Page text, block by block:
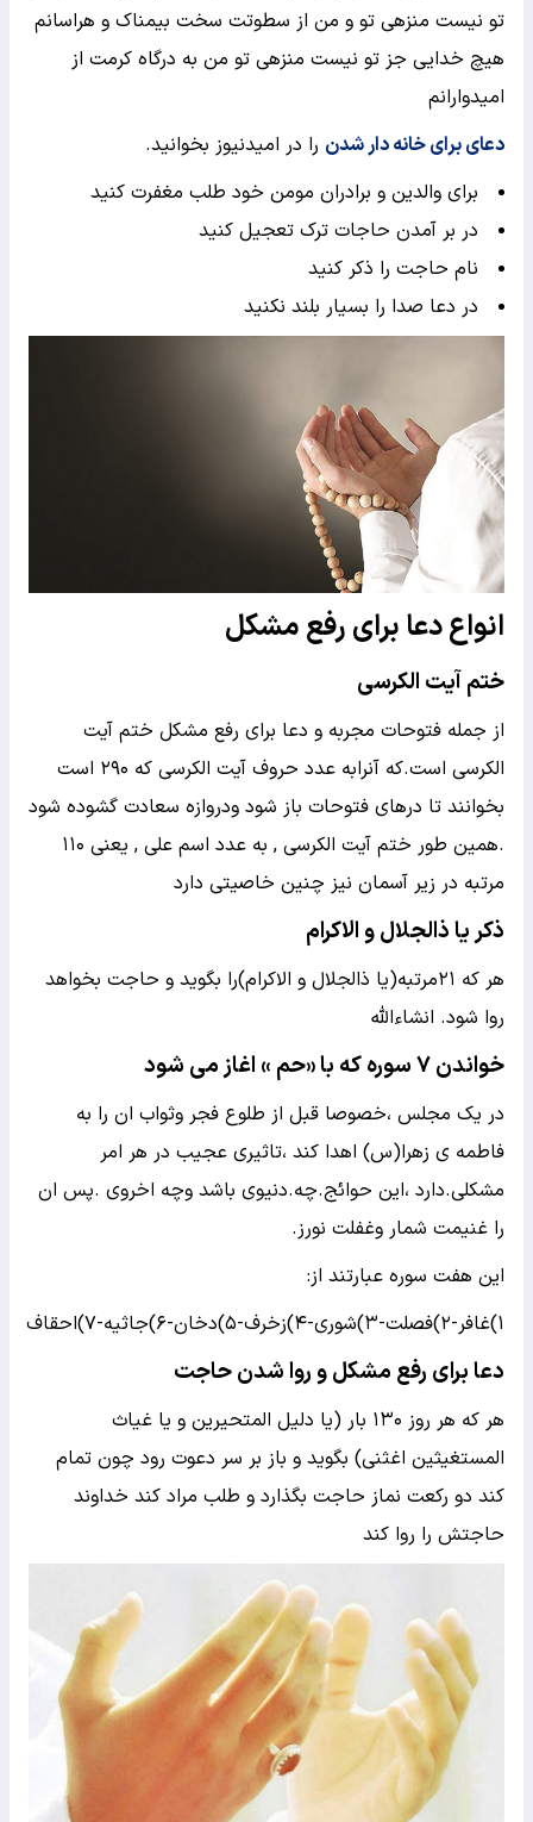
تو نیست منزهی تو و من از سطوتت سخت بیمناک و هراسانم
هیچ خدایی جز تو نیست منزهی تو من به درگاه کرمت از
امیدوارانم
دعای برای خانه دار شدن را در امیدنیوز بخوانید.
برای والدین و برادران مومن خود طلب مغفرت کنید
در بر آمدن حاجات ترک تعجیل کنید
نام حاجت را ذکر کنید
در دعا صدا را بسیار بلند نکنید
انواع دعا برای رفع مشکل
ختم آیت الکرسی
از جمله فتوحات مجربه و دعا برای رفع مشکل ختم آیت
الکرسی است.که آنرابه عدد حروف آیت الکرسی که ۲۹۰ است
بخوانند تا درهای فتوحات باز شود ودروازه سعادت گشوده شود
.همین طور ختم آیت الکرسی , به عدد اسم علی , یعنی ۱۱۰
مرتبه در زیر آسمان نیز چنین خاصیتی دارد
ذکر یا ذالجلال و الاکرام
هر که ۲۱مرتبه(یا ذالجلال و الاکرام)را بگوید و حاجت بخواهد
روا شود. انشاءالله
خواندن ۷ سوره که با «حم » اغاز می شود
در یک مجلس ،خصوصا قبل از طلوع فجر وثواب ان را به
فاطمه ی زهرا(س) اهدا کند ،تاثیری عجیب در هر امر
مشکلی.دارد ،این حوائج.چه.دنیوی باشد وچه اخروی .پس ان
را غنیمت شمار وغفلت نورز.
این هفت سوره عبارتند از:
۱)غافر-۲)فصلت-۳)شوری-۴)زخرف-۵)دخان-۶)جاثیه-۷)احقاف
دعا برای رفع مشکل و روا شدن حاجت
هر که هر روز ۱۳۰ بار (یا دلیل المتحیرین و یا غیاث
المستغیثین اغثنی) بگوید و باز بر سر دعوت رود چون تمام
کند دو رکعت نماز حاجت بگذارد و طلب مراد کند خداوند
حاجتش را روا کند